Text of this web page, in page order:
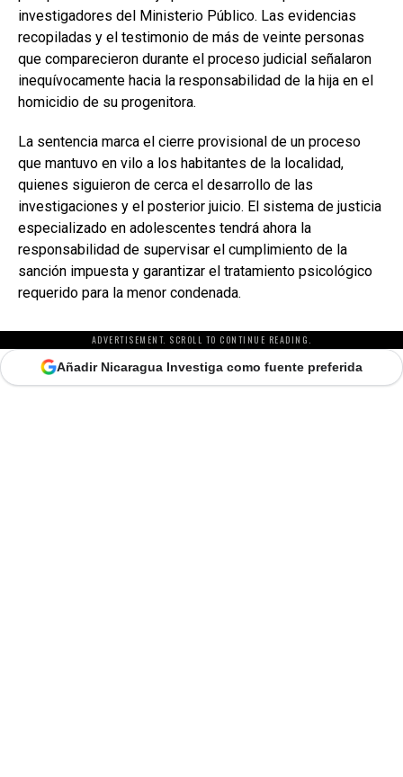
investigadores del Ministerio Público. Las evidencias
recopiladas y el testimonio de más de veinte personas
que comparecieron durante el proceso judicial señalaron
inequívocamente hacia la responsabilidad de la hija en el
homicidio de su progenitora.
La sentencia marca el cierre provisional de un proceso
que mantuvo en vilo a los habitantes de la localidad,
quienes siguieron de cerca el desarrollo de las
investigaciones y el posterior juicio. El sistema de justicia
especializado en adolescentes tendrá ahora la
responsabilidad de supervisar el cumplimiento de la
sanción impuesta y garantizar el tratamiento psicológico
requerido para la menor condenada.
ADVERTISEMENT. SCROLL TO CONTINUE READING.
Añadir Nicaragua Investiga como fuente preferida